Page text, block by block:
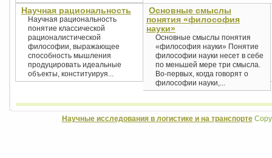
Научная рациональность
Научная рациональность
понятие классической
рационалистической
философии, выражающее
способность мышления
продуцировать идеальные
объекты, конституируя...
Основные смыслы
понятия «философия
науки»
Основные смыслы понятия
«философия науки» Понятие
философии науки несет в себе
по меньшей мере три смысла.
Во-первых, когда говорят о
философии науки,...
Научные исследования в логистике и на транспорте